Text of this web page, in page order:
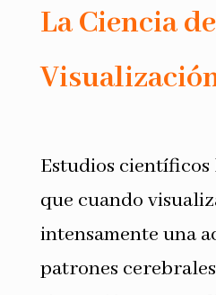
La Ciencia
Estudios
que cuando
intensamente una
patrones